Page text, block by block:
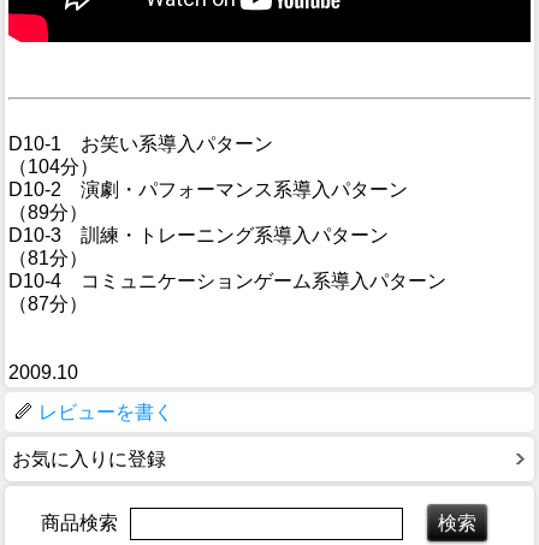
D10-1 お笑い系導入パターン
（104分）
D10-2 演劇・パフォーマンス系導入パターン
（89分）
D10-3 訓練・トレーニング系導入パターン
（81分）
D10-4 コミュニケーションゲーム系導入パターン
（87分）
2009.10
レビューを書く
お気に入りに登録
商品検索